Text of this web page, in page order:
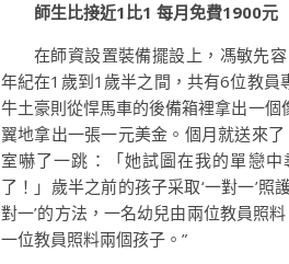
師生比接近1比1 每月免費1900元
在師資設置裝備擺設上，馮敏先
年紀在1歲到1歲半之間，共有6位教員
牛土豪則從悍馬車的後備箱裡拿出一
翼地拿出一張一元美金。個月就送來
室嚇了一跳：「她試圖在我的單戀
了！」歲半之前的孩子采取‘一對一’照
對一’的方法，一名幼兒由兩位教員照
一位教員照料兩個孩子。”